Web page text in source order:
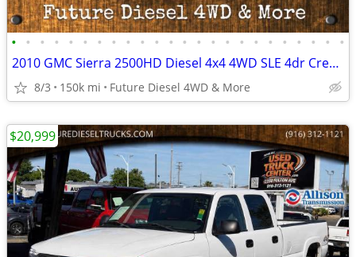
• • • • • • • • • • • • • • • • • • • • • • • •
2010 GMC Sierra 2500HD Diesel 4x4 4WD SLE 4dr Crew Cab SB Pickup Truc
8/3 150k mi Future Diesel 4WD & More
$20,999